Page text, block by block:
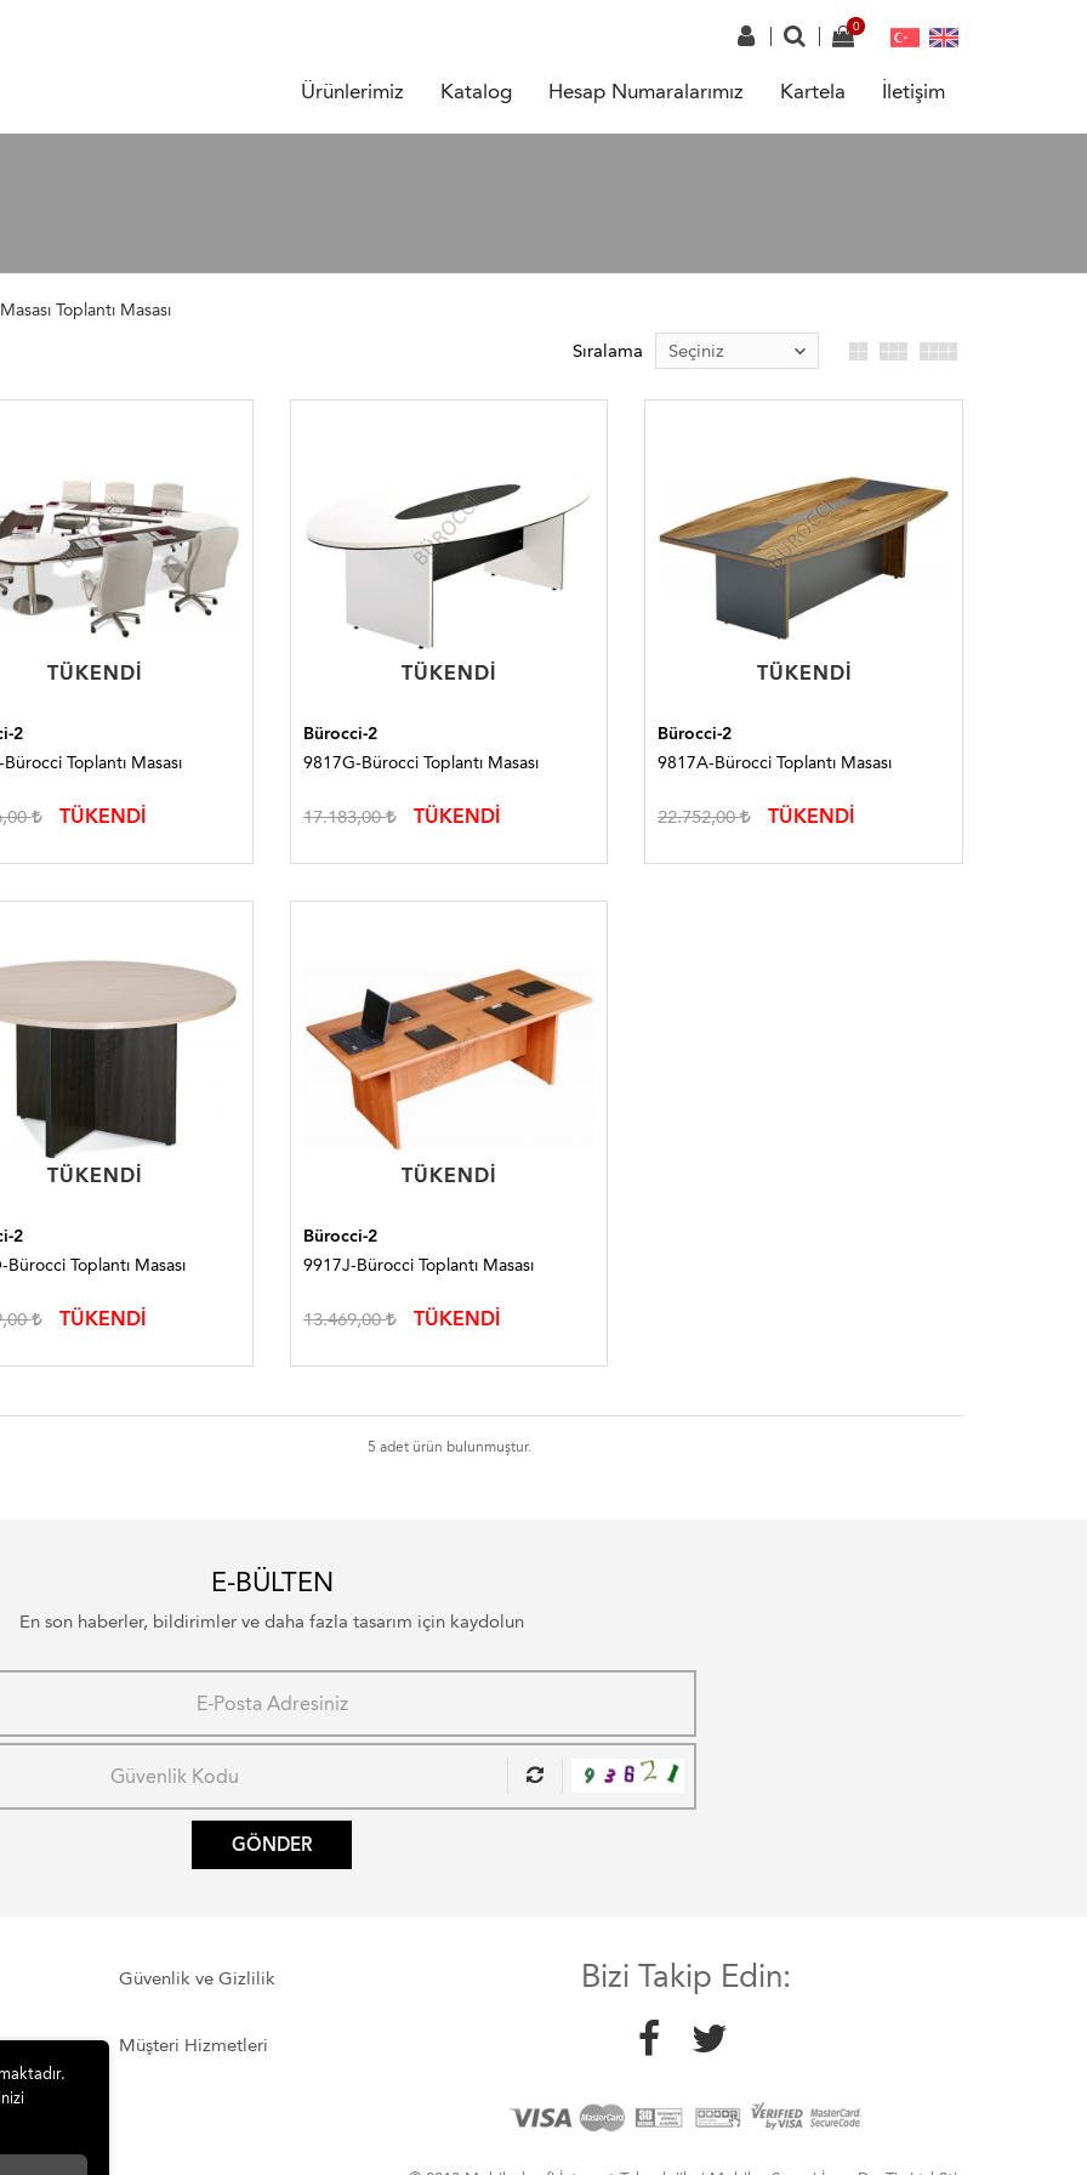
Ürünlerimiz Katalog Hesap Numaralarımız Kartela İletişim
Toplantı Masası
Sıralama
TÜKENDI
TÜKENDI
2
Toplantı Masası
TÜKENDİ
TÜKENDI
TÜKENDI
Bürocci-2
9817G-Bürocci Toplantı Masası
17.183,00 TÜKENDİ
TÜKENDI
TÜKENDI
Bürocci-2
9817A-Bürocci Toplantı Masası
22.752,00 TÜKENDİ
TÜKENDI
TÜKENDI
2
Toplantı Masası
TÜKENDİ
TÜKENDI
TÜKENDI
Bürocci-2
9917J-Bürocci Toplantı Masası
13.469,00 TÜKENDİ
5 adet ürün bulunmuştur.
E-BÜLTEN
En son haberler, bildirimler ve daha fazla tasarım için kaydolun
GÖNDER
Güvenlik ve Gizlilik
Müşteri Hizmetleri
Bizi Takip Edin: